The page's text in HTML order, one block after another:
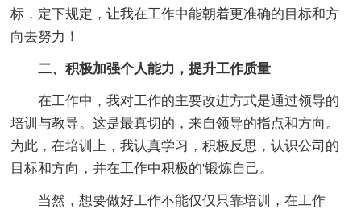
标，定下规定，让我在工作中能朝着更准确的目标和方
向去努力！
二、积极加强个人能力，提升工作质量
在工作中，我对工作的主要改进方式是通过领导的
培训与教导。这是最真切的，来自领导的指点和方向。
为此，在培训上，我认真学习，积极反思，认识公司的
目标和方向，并在工作中积极的'锻炼自己。
当然，想要做好工作不能仅仅只靠培训，在工作